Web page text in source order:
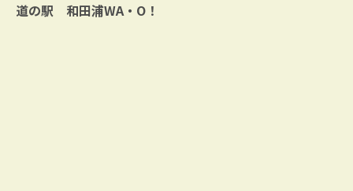
道の駅 和田浦WA・O！